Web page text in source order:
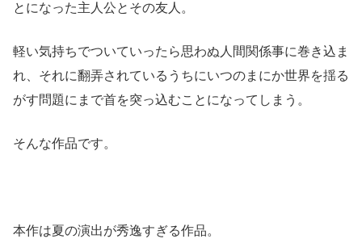
とになった主人公とその友人。
軽い気持ちでついていったら思わぬ人間関係事に巻き込ま
れ、それに翻弄されているうちにいつのまにか世界を揺る
がす問題にまで首を突っ込むことになってしまう。
そんな作品です。
本作は夏の演出が秀逸すぎる作品。